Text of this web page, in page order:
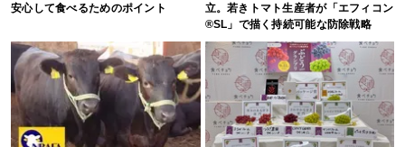
安心して食べるためのポイント
立。若きトマト生産者が「エフィコン
®SL」で描く持続可能な防除戦略